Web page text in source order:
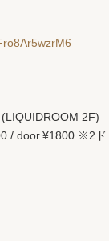
2F)
/ door.¥1800 ※2ド